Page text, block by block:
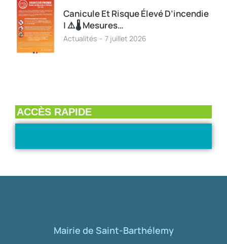
Canicule Et Risque Élevé D’incendie
| ⚠️🌡️ Mesures…
Actualités 7 juillet 2026
ACCÈS RAPIDE
Mairie de Saint-Barthélemy